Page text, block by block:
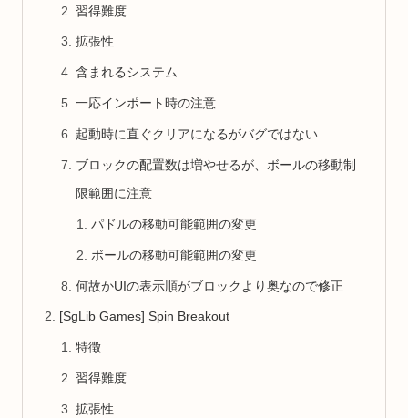
習得難度
拡張性
含まれるシステム
一応インポート時の注意
起動時に直ぐクリアになるがバグではない
ブロックの配置数は増やせるが、ボールの移動制
限範囲に注意
パドルの移動可能範囲の変更
ボールの移動可能範囲の変更
何故かUIの表示順がブロックより奥なので修正
[SgLib Games] Spin Breakout
特徴
習得難度
拡張性